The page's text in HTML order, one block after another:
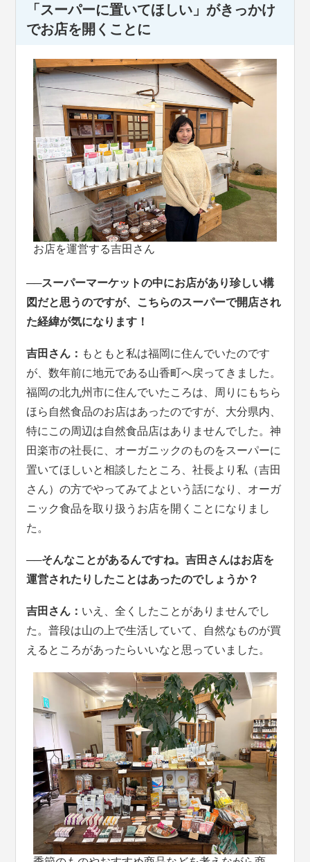
「スーパーに置いてほしい」がきっかけ
でお店を開くことに
お店を運営する吉田さん
──スーパーマーケットの中にお店があり珍しい構
図だと思うのですが、こちらのスーパーで開店され
た経緯が気になります！
吉田さん： もともと私は福岡に住んでいたのです
が、数年前に地元である山香町へ戻ってきました。
福岡の北九州市に住んでいたころは、周りにもちら
ほら自然食品のお店はあったのですが、大分県内、
特にこの周辺は自然食品店はありませんでした。神
田楽市の社長に、オーガニックのものをスーパーに
置いてほしいと相談したところ、社長より私（吉田
さん）の方でやってみてよという話になり、オーガ
ニック食品を取り扱うお店を開くことになりまし
た。
──そんなことがあるんですね。吉田さんはお店を
運営されたりしたことはあったのでしょうか？
吉田さん： いえ、全くしたことがありませんでし
た。普段は山の上で生活していて、自然なものが買
えるところがあったらいいなと思っていました。